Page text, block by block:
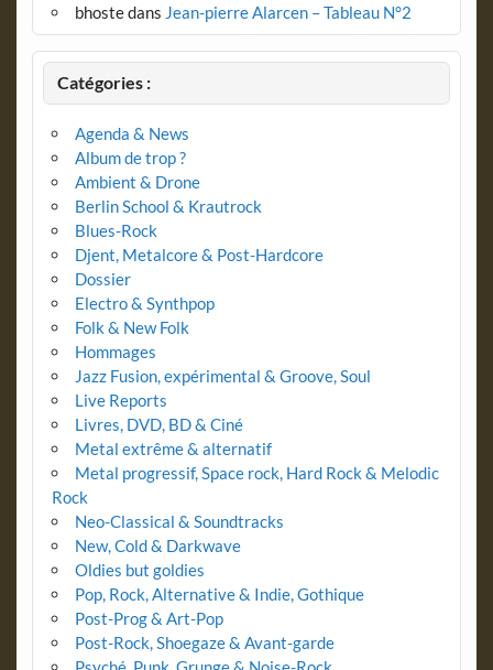
bhostedans Jean-pierre Alarcen – Tableau N°2
Catégories :
Agenda & News
Album de trop ?
Ambient & Drone
Berlin School & Krautrock
Blues-Rock
Djent, Metalcore & Post-Hardcore
Dossier
Electro & Synthpop
Folk & New Folk
Hommages
Jazz Fusion, expérimental & Groove, Soul
Live Reports
Livres, DVD, BD & Ciné
Metal extrême & alternatif
Metal progressif, Space rock, Hard Rock & Melodic
Rock
Neo-Classical & Soundtracks
New, Cold & Darkwave
Oldies but goldies
Pop, Rock, Alternative & Indie, Gothique
Post-Prog & Art-Pop
Post-Rock, Shoegaze & Avant-garde